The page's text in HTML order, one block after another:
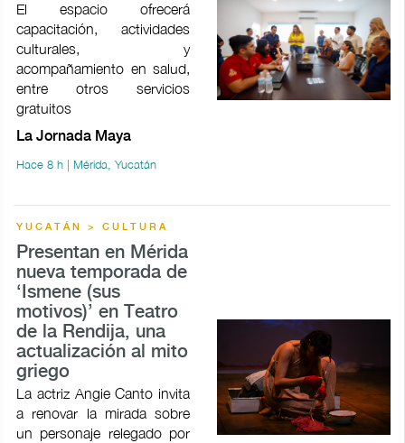
El espacio ofrecerá
capacitación, actividades
culturales, y
acompañamiento en salud,
entre otros servicios
gratuitos
La Jornada Maya
Hace 8 h | Mérida, Yucatán
YUCATÁN > CULTURA
Presentan en Mérida
nueva temporada de
‘Ismene (sus
motivos)’ en Teatro
de la Rendija, una
actualización al mito
griego
La actriz Angie Canto invita
a renovar la mirada sobre
un personaje relegado por